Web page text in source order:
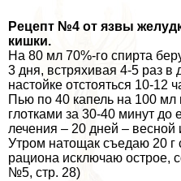
Рецепт №4 от язвы
кишки.
На 80 мл 70%-го спирта
3 дня, встряхивая 4-5 раз в
настойке отстояться 10-12
Пью по 40 капель на 100
глотками за 30-40 минут
лечения – 20 дней – весной
Утром натощак съедаю 20 г
рациона исключаю острое,
№5, стр. 28)